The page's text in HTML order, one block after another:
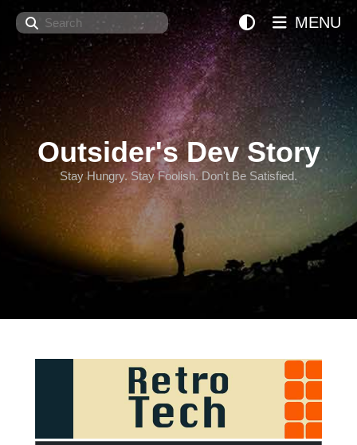
Search
Outsider's Dev Story
Stay Hungry. Stay Foolish. Don't Be Satisfied.
MENU